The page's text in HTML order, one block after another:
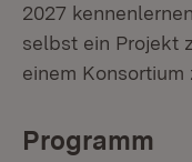
2027
selbst ein Projekt
einem Konsortium
Programm